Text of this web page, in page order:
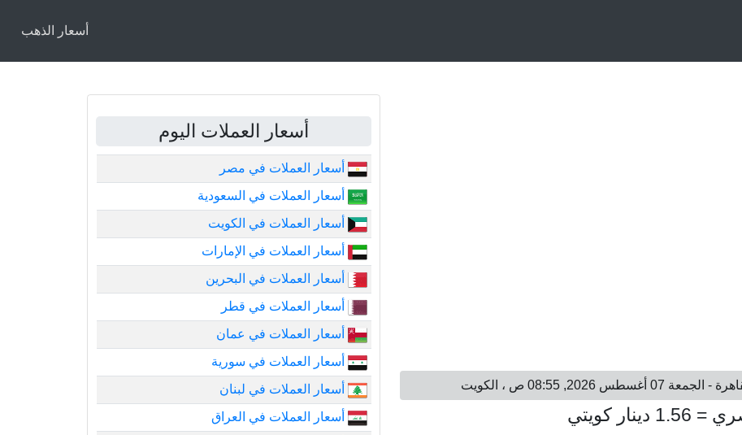
أسعار الذهب
أسعار العملات اليوم
أسعار العملات في مصر
أسعار العملات في السعودية
أسعار العملات في الكويت
أسعار العملات في الإمارات
أسعار العملات في البحرين
أسعار العملات في قطر
أسعار العملات في عمان
أسعار العملات في سورية
أسعار العملات في لبنان
أسعار العملات في العراق